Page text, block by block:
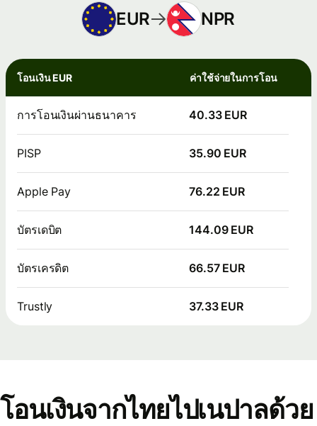
EUR NPR
โอนเงิน EUR ค่าใช้จ่ายในการโอน
การโอนเงินผ่านธนาคาร 40.33 EUR
PISP 35.90 EUR
Apple Pay 76.22 EUR
บัตรเดบิต 144.09 EUR
บัตรเครดิต 66.57 EUR
Trustly 37.33 EUR
โอนเงินจากไทยไปเนปาลด้วย